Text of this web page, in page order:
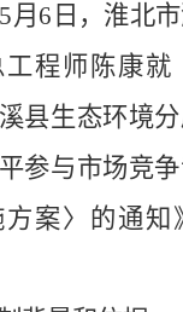
月6日，淮北
程师陈康就
溪县生态环境
参与市场竞
案〉的通知